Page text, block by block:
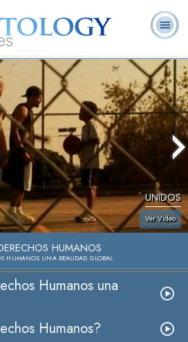
es
Ministros
Voluntarios
Preguntas
Libros
UNIDOS
Ver Video
HUMANOS
HUMANOS UNA REALIDAD GLOBAL
Humanos una
Humanos?